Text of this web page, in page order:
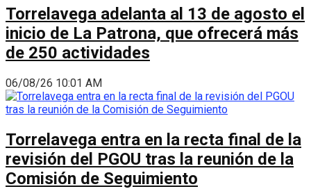
Torrelavega adelanta al 13 de agosto el
inicio de La Patrona, que ofrecerá más
de 250 actividades
06/08/26 10:01 AM
Torrelavega entra en la recta final de la
revisión del PGOU tras la reunión de la
Comisión de Seguimiento